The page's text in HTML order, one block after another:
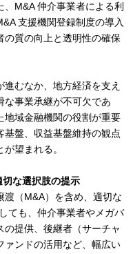
M&A 仲介事業者による利
支援機関登録制度の導入
の質の向上と透明性の確保
むなか、地方経済を支え
な事業承継が不可欠であ
地域金融機関の役割が重要
基盤、収益基盤維持の観点
望まれる。
な選択肢の提示
渡（M&A）を含め、適切な
ても、仲介事業者やメガバ
の提供、後継者（サーチャ
ァンドの活用など、幅広い